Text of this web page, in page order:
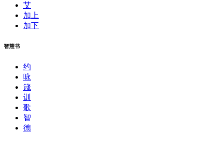
艾
加上
加下
智慧书
约
咏
箴
训
歌
智
德